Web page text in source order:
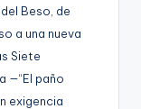
Beso, de
a una nueva
Siete
—“El paño
exigencia